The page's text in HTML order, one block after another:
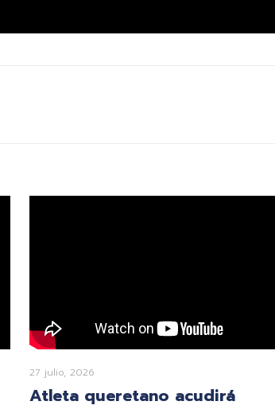
27 julio, 2026
Atleta queretano acudirá